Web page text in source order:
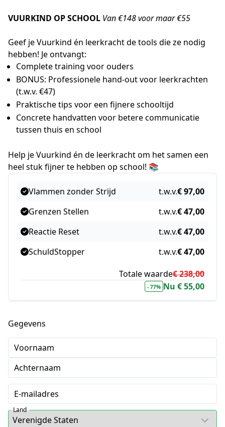
VUURKIND OP SCHOOL Van €148 voor maar €55
Geef je Vuurkind én leerkracht de tools die ze nodig
hebben! Je ontvangt:
Complete training voor ouders
BONUS: Professionele hand-out voor leerkrachten
(t.w.v. €47)
Praktische tips voor een fijnere schooltijd
Concrete handvatten voor betere communicatie
tussen thuis en school
Help je Vuurkind én de leerkracht om het samen een
heel stuk fijner te hebben op school! 📚
Vlammen zonder Strijd t.w.v.€ 97,00
Grenzen Stellen
t.w.v.€ 47,00
Reactie Reset
t.w.v.€ 47,00
SchuldStopper
t.w.v.€ 47,00
- 77% Nu € 55,00
Totale waarde€ 238,00
Gegevens
Voornaam
Achternaam
E-mailadres
Land